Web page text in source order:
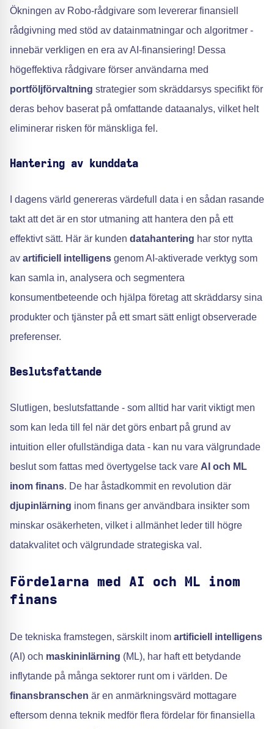
Ökningen av Robo-rådgivare som levererar finansiell
rådgivning med stöd av datainmatningar och algoritmer -
innebär verkligen en era av AI-finansiering! Dessa
högeffektiva rådgivare förser användarna med
portföljförvaltning strategier som skräddarsys specifikt för
deras behov baserat på omfattande dataanalys, vilket helt
eliminerar risken för mänskliga fel.
Hantering av kunddata
I dagens värld genereras värdefull data i en sådan rasande
takt att det är en stor utmaning att hantera den på ett
effektivt sätt. Här är kunden datahantering har stor nytta
av artificiell intelligens genom AI-aktiverade verktyg som
kan samla in, analysera och segmentera
konsumentbeteende och hjälpa företag att skräddarsy sina
produkter och tjänster på ett smart sätt enligt observerade
preferenser.
Beslutsfattande
Slutligen, beslutsfattande - som alltid har varit viktigt men
som kan leda till fel när det görs enbart på grund av
intuition eller ofullständiga data - kan nu vara välgrundade
beslut som fattas med övertygelse tack vare AI och ML
inom finans. De har åstadkommit en revolution där
djupinlärning inom finans ger användbara insikter som
minskar osäkerheten, vilket i allmänhet leder till högre
datakvalitet och välgrundade strategiska val.
Fördelarna med AI och ML inom
finans
De tekniska framstegen, särskilt inom artificiell intelligens
(AI) och maskininlärning (ML), har haft ett betydande
inflytande på många sektorer runt om i världen. De
finansbranschen är en anmärkningsvärd mottagare
eftersom denna teknik medför flera fördelar för finansiella